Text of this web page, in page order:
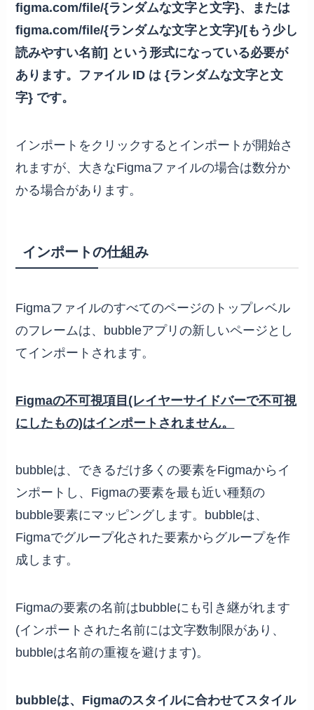
figma.com/file/{ランダムな文字と文字}、または
figma.com/file/{ランダムな文字と文字}/[もう少し
読みやすい名前] という形式になっている必要が
あります。ファイル ID は {ランダムな文字と文
字} です。
インポートをクリックするとインポートが開始さ
れますが、大きなFigmaファイルの場合は数分か
かる場合があります。
インポートの仕組み
Figmaファイルのすべてのページのトップレベル
のフレームは、bubbleアプリの新しいページとし
てインポートされます。
Figmaの不可視項目(レイヤーサイドバーで不可視
にしたもの)はインポートされません。
bubbleは、できるだけ多くの要素をFigmaからイ
ンポートし、Figmaの要素を最も近い種類の
bubble要素にマッピングします。bubbleは、
Figmaでグループ化された要素からグループを作
成します。
Figmaの要素の名前はbubbleにも引き継がれます
(インポートされた名前には文字数制限があり、
bubbleは名前の重複を避けます)。
bubbleは、Figmaのスタイルに合わせてスタイル